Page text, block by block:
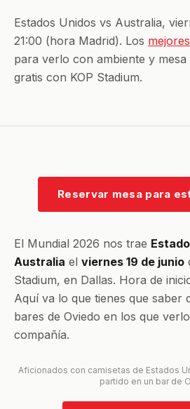
Estados Unidos vs Australia,
21:00 (hora Madrid). Los
para verlo con ambiente y mesa
gratis con KOP Stadium.
Reservar mesa para
El Mundial 2026 nos trae
Australia el viernes 19 de junio
Stadium, en Dallas. Hora de
Aquí va lo que tienes que saber
bares de Oviedo en los que
compañía.
Aficionados con camisetas de Estados
partido en un bar de